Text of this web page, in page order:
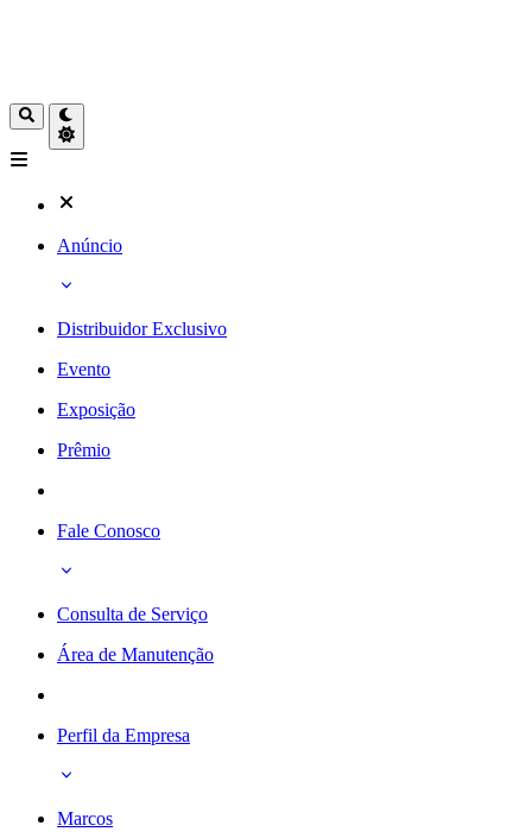
Anúncio
Distribuidor Exclusivo
Evento
Exposição
Prêmio
Fale Conosco
Consulta de Serviço
Área de Manutenção
Perfil da Empresa
Marcos